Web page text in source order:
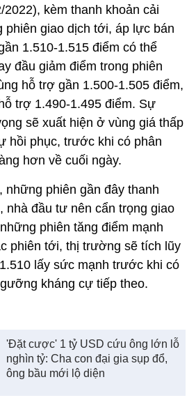
2022), kèm thanh khoản cải
phiên giao dịch tới, áp lực bán
1.510-1.515 điểm có thể
đầu giảm điểm trong phiên
hỗ trợ gần 1.500-1.505 điểm,
trợ 1.490-1.495 điểm. Sự
sẽ xuất hiện ở vùng giá thấp
hồi phục, trước khi có phân
hơn về cuối ngày.
những phiên gần đây thanh
nhà đầu tư nên cẩn trọng giao
phiên tăng điểm mạnh
phiên tới, thị trường sẽ tích lũy
lấy sức mạnh trước khi có
kháng cự tiếp theo.
'Đặt cược' 1 tỷ USD cứu ông lớn lỗ
nghìn tỷ: Cha con đại gia sụp đổ,
ông bầu mới lộ diện